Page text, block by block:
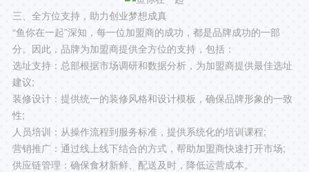
三、全方位支持，助力创业梦想成真
“鱼你在一起”深知，每一位加盟商的成功，都是品牌成功的一部
分。因此，品牌为加盟商提供全方位的支持，包括：
选址支持：总部根据市场调研和数据分析，为加盟商提供最佳选址
建议;
装修设计：提供统一的装修风格和设计模板，确保品牌形象的一致
性;
人员培训：从操作流程到服务标准，提供系统化的培训课程;
营销推广：通过线上线下结合的方式，帮助加盟商快速打开市场;
供应链管理：确保食材新鲜、配送及时，降低运营成本。